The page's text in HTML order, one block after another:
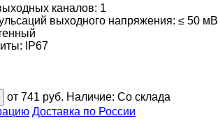
каналов: 1
выходного напряжения: ≤ 50 мВ
IP67
от 741 руб. Наличие: Со склада
Доставка по России